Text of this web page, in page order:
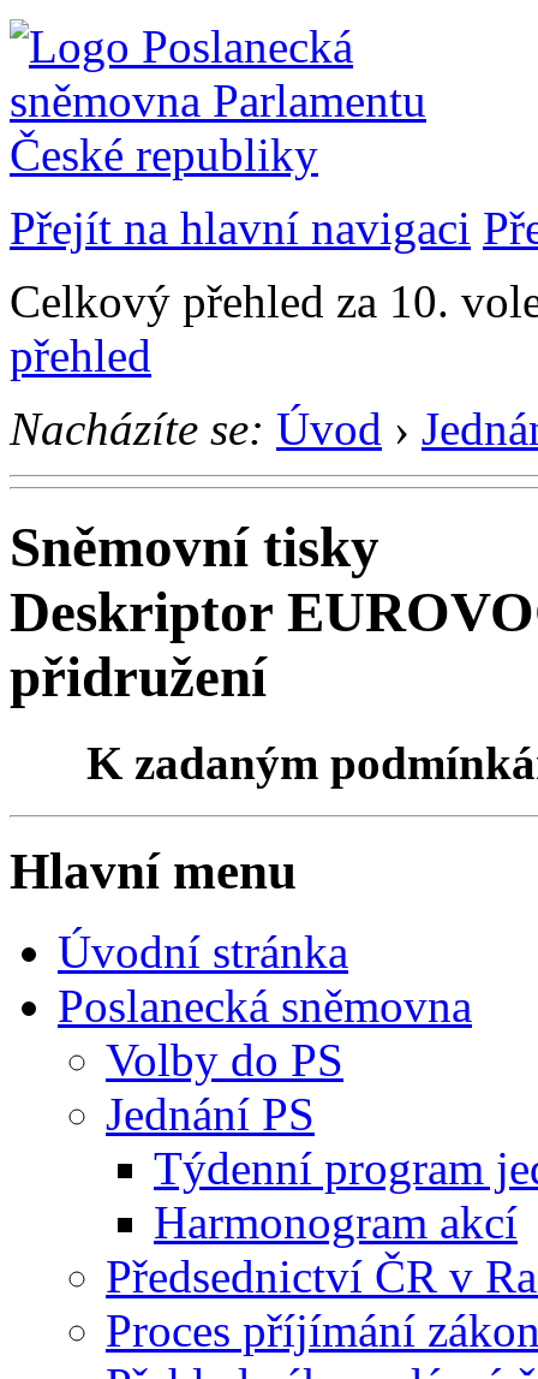
Přejít na hlavní navigaci
Celkový přehled za 10.
přehled
Nacházíte se: Úvod ›
Sněmovní tisky
Deskriptor
přidružení
K zadaným
Hlavní menu
Úvodní stránka
Poslanecká sněmovna
Volby do PS
Jednání PS
Týdenní program
Harmonogram akcí
Předsednictví ČR v
Proces příjímání